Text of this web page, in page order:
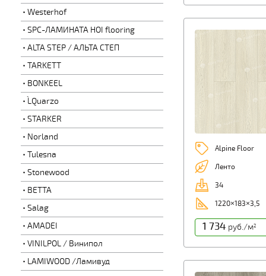
Westerhof
SPC-ЛАМИНАТА HOI flooring
ALTA STEP / АЛЬТА СТЕП
TARKETT
BONKEEL
L`Quarzo
STARKER
Norland
Tulesna
Stonewood
BETTA
Salag
AMADEI
VINILPOL / Винипол
LAMIWOOD /Ламивуд
Alpine Floor
Ленто
34
1220×183×3,5
1 734 руб./м2